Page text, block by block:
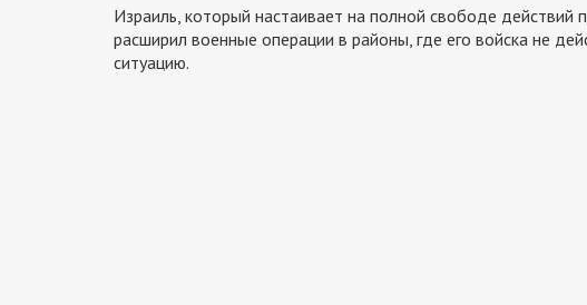
Израиль, который настаивает на полной свободе действий
расширил военные операции в районы, где его войска не
ситуацию.